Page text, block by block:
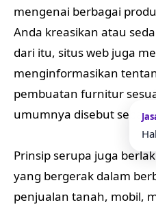
mengenai berbagai
Anda kreasikan atau
dari itu, situs web juga
menginformasikan
pembuatan furnitur
umumnya disebut
Prinsip serupa juga
yang bergerak dalam
penjualan tanah, mobil,